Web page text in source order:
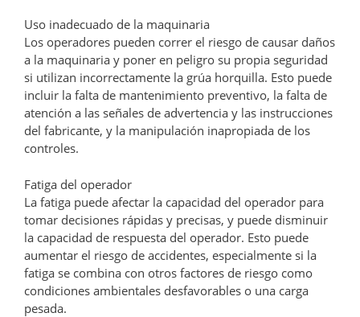
Uso inadecuado de la maquinaria
Los operadores pueden correr el riesgo de causar daños
a la maquinaria y poner en peligro su propia seguridad
si utilizan incorrectamente la grúa horquilla. Esto puede
incluir la falta de mantenimiento preventivo, la falta de
atención a las señales de advertencia y las instrucciones
del fabricante, y la manipulación inapropiada de los
controles.
Fatiga del operador
La fatiga puede afectar la capacidad del operador para
tomar decisiones rápidas y precisas, y puede disminuir
la capacidad de respuesta del operador. Esto puede
aumentar el riesgo de accidentes, especialmente si la
fatiga se combina con otros factores de riesgo como
condiciones ambientales desfavorables o una carga
pesada.